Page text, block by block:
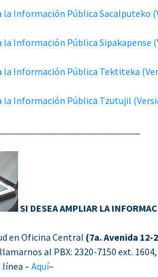
la Información Pública Sacalputeko
la Información Pública Sipakapense
la Información Pública Tektiteka
la Información Pública Tzutujil
SI DESEA AMPLIAR LA
en Oficina Central (7a. Avenida
al PBX: 2320-7150 ext.
línea –Aquí–